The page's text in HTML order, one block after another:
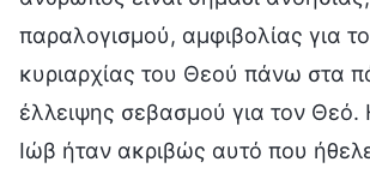
παραλογισμού, αμφιβολίας για
κυριαρχίας του Θεού πάνω στα
έλλειψης σεβασμού για τον
Ιώβ ήταν ακριβώς αυτό που